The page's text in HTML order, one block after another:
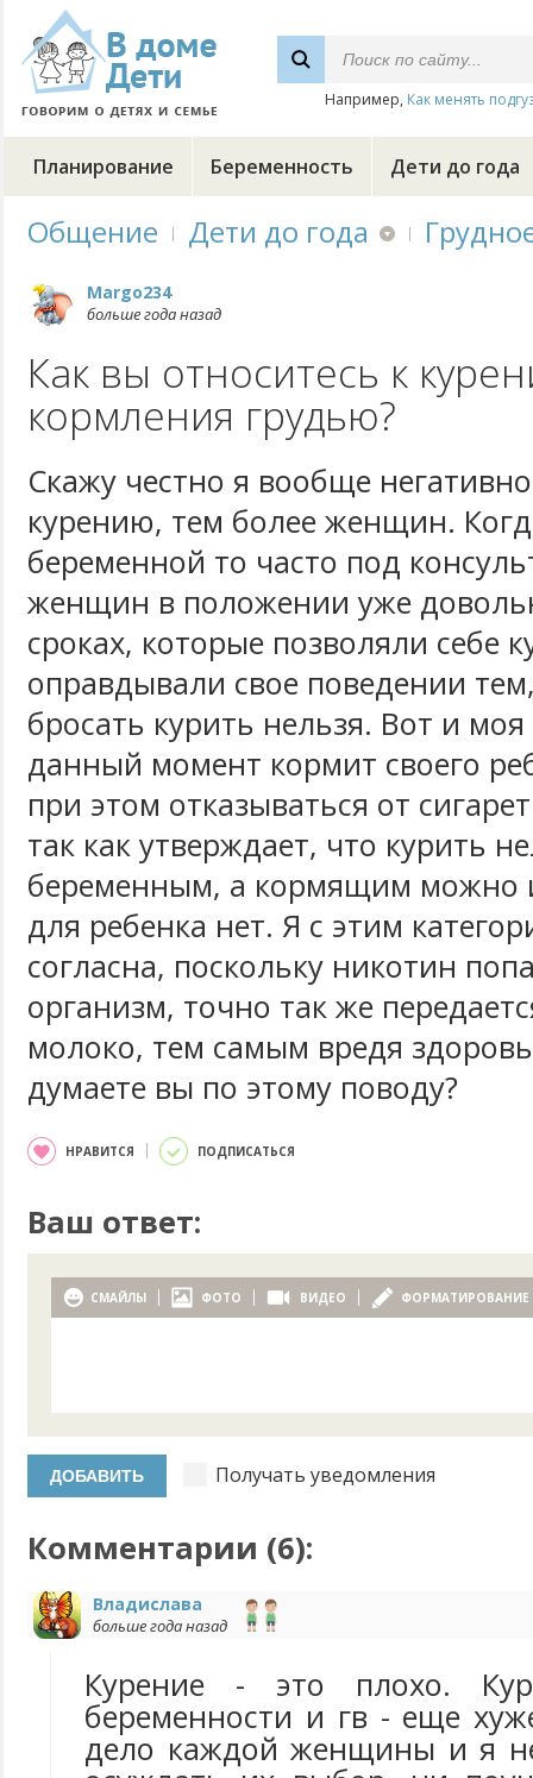
Например, Как менять
Планирование Беременность Дети до года
Общение Дети до года
Margo234
больше года назад
Как вы относитесь к
кормления грудью?
Скажу честно я вообще
курению, тем более женщин.
беременной то часто под
женщин в положении уже
сроках, которые позволяли себе
оправдывали свое поведении
бросать курить нельзя. Вот и
данный момент кормит своего
при этом отказываться от
так как утверждает, что курить
беременным, а кормящим можно
для ребенка нет. Я с этим
согласна, поскольку никотин
организм, точно так же
молоко, тем самым вредя
думаете вы по этому поводу?
НРАВИТСЯ ПОДПИСАТЬСЯ
Ваш ответ:
СМАЙЛЫ ФОТО ВИДЕО ФОРМАТИРОВАНИЕ
Получать уведомления
Комментарии (6):
Владислава
больше года назад
Курение - это плохо.
беременности и гв - еще
дело каждой женщины и я